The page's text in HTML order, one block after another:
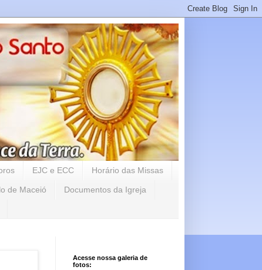
EJC e ECC Horário das Missas
de Maceió Documentos da Igreja
Acesse nossa galeria de
fotos: